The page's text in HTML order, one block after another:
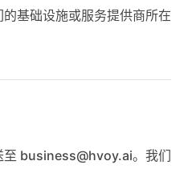
基础设施或服务提供商所在
至 business@hvoy.ai。我们